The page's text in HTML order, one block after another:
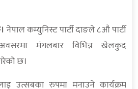
नेपाल कम्युनिस्ट पार्टी दाङले ८औ पार्टी
मंगलबार विभिन्न खेलकुद
छ।
उत्सबका रुपमा मनाउने कार्यक्रम